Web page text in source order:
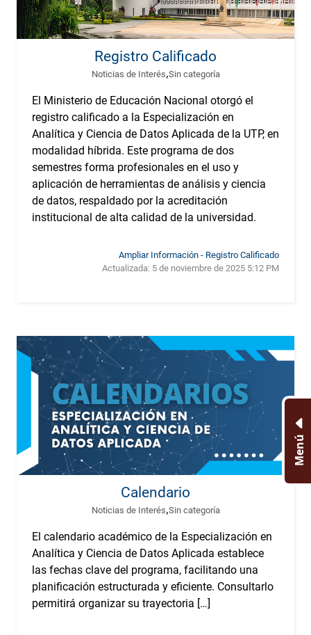
Registro Calificado
Noticias de Interés,Sin categoría
El Ministerio de Educación Nacional otorgó el
registro calificado a la Especialización en
Analítica y Ciencia de Datos Aplicada de la UTP, en
modalidad híbrida. Este programa de dos
semestres forma profesionales en el uso y
aplicación de herramientas de análisis y ciencia
de datos, respaldado por la acreditación
institucional de alta calidad de la universidad.
Ampliar Información - Registro Calificado
Actualizada: 5 de noviembre de 2025 5:12 PM
Calendario
Noticias de Interés,Sin categoría
El calendario académico de la Especialización en
Analítica y Ciencia de Datos Aplicada establece
las fechas clave del programa, facilitando una
planificación estructurada y eficiente. Consultarlo
permitirá organizar su trayectoria […]
Menú